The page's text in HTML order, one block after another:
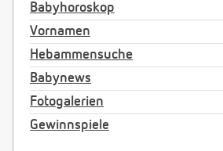
Babyhoroskop
Vornamen
Hebammensuche
Babynews
Fotogalerien
Gewinnspiele